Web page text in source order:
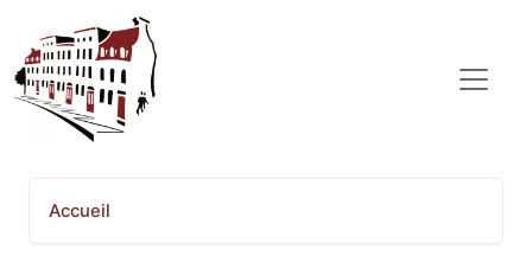
Aller au contenu principal
COMITÉ POPULAIRE SAINT-JEAN-BAPTISTE
Accueil